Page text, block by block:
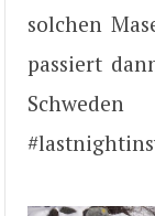
solchen
passiert